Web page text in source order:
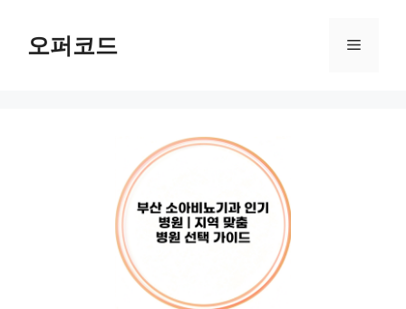
오퍼코드 메